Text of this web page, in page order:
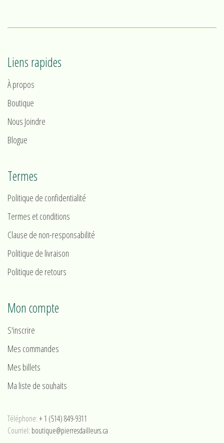
Liens rapides
À propos
Boutique
Nous Joindre
Blogue
Termes
Politique de confidentialité
Termes et conditions
Clause de non-responsabilité
Politique de livraison
Politique de retours
Mon compte
S'inscrire
Mes commandes
Mes billets
Ma liste de souhaits
Téléphone:+ 1 (514) 849-9311
Courriel: boutique@pierresdailleurs.ca